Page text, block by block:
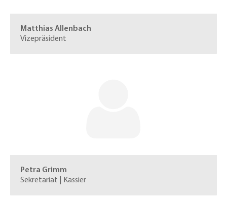
Matthias Allenbach
Vizepräsident
Petra Grimm
Sekretariat | Kassier